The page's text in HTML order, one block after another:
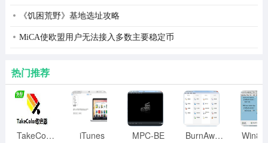
1. 编译生成安装软件时已支持打包静态编译后的程序，但
需事先静态编译出该程序。
2. 符号重命名程序(resym.exe)增加对.obj文件的支持，并
《饥困荒野》基地选址攻略
MiCA使欧盟用户无法接入多数主要稳定币
热门推荐
TakeColor取色器 iTunes MPC-BE BurnAware